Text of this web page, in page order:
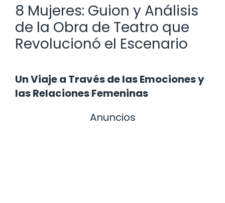
8 Mujeres: Guion y Análisis
de la Obra de Teatro que
Revolucionó el Escenario
Un Viaje a Través de las Emociones y
las Relaciones Femeninas
Anuncios